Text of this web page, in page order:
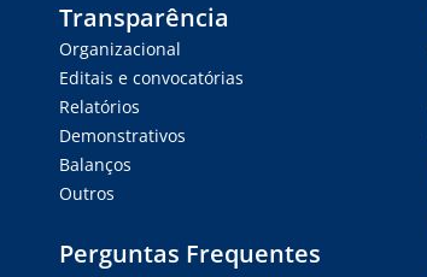
Transparência
Organizacional
Editais e convocatórias
Relatórios
Demonstrativos
Balanços
Outros
Perguntas Frequentes